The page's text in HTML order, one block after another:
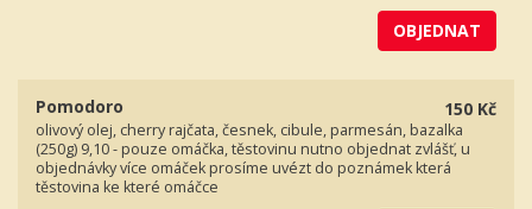
OBJEDNAT
150 Kč
Pomodoro
olivový olej, cherry rajčata, česnek, cibule, parmesán, bazalka
(250g) 9,10 - pouze omáčka, těstovinu nutno objednat zvlášť, u
objednávky více omáček prosíme uvézt do poznámek která
těstovina ke které omáčce